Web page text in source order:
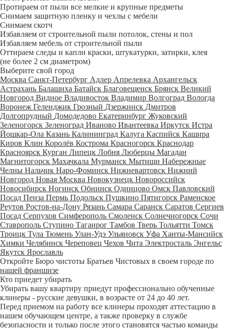
Протираем от пыли все мелкие и крупные предметы
Снимаем защитную пленку и чехлы с мебели
Снимаем скотч
Избавляем от строительной пыли потолок, стены и пол
Избавляем мебель от строительной пыли
Оттираем следы и капли краски, штукатурки, затирки, клея
(не более 2 см диаметром)
Выберите свой город
Москва Санкт-Петербург Адлер Апрелевка Архангельск
Астрахань Балашиха Батайск Благовещенск Брянск Великий
Новгород Видное Владивосток Владимир Волгоград Вологда
Воронеж Геленджик Грозный Дзержинск Дмитров
Долгопрудный Домодедово Екатеринбург Жуковский
Зеленогорск Зеленоград Иваново Ивантеевка Иркутск Истра
Йошкар-Ола Казань Калининград Калуга Каспийск Кашира
Киров Клин Королёв Кострома Красногорск Краснодар
Красноярск Курган Липецк Лобня Люберцы Магадан
Магнитогорск Махачкала Мурманск Мытищи Набережные
Челны Нальчик Наро-Фоминск Нижневартовск Нижний
Новгород Новая Москва Новокузнецк Новороссийск
Новосибирск Ногинск Обнинск Одинцово Омск Павловский
Посад Пенза Пермь Подольск Пушкино Пятигорск Раменское
Реутов Ростов-на-Дону Рязань Самара Саранск Саратов Сергиев
Посад Серпухов Симферополь Смоленск Солнечногорск Сочи
Ставрополь Ступино Таганрог Тамбов Тверь Тольятти Томск
Троицк Тула Тюмень Улан-Удэ Ульяновск Уфа Ханты-Мансийск
Химки Челябинск Череповец Чехов Чита Электросталь Энгельс
Якутск Ярославль
Откройте Бюро чистоты Братьев Чистовых в своем городе по
нашей франшизе
Кто приедет убирать
Убирать вашу квартиру приедут профессионально обученные
клинеры - русские девушки, в возрасте от 24 до 40 лет.
Перед приемом на работу все клинеры проходят аттестацию в
нашем обучающем центре, а также проверку в службе
безопасности и только после этого становятся частью команды